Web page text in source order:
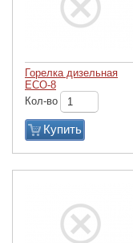
Горелка дизельная
ECO-8
Кол-во
Купить